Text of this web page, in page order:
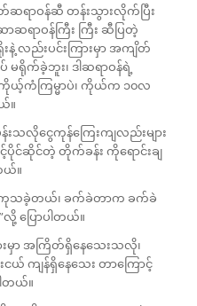
ရာဝန်ဆီ တန်းသွားလိုက်ပြီး
ဆရာဝန်ကြီး ကြီး ဆီပြတဲ့
နဲ့ လည်းပင်းကြားမှာ အကျိတ်
ရိုက်ခဲ့ဘူး၊ ဒါဆရာဝန်ရဲ့
ကိုယ့်ကံကြမ္မာပဲ၊ ကိုယ်က ၁၀လ
။
လိုငွေကုန်ကြေးကျလည်းများ
ပိုင်ဆိုင်တဲ့ တိုက်ခန်း ကိုရောင်းချ
ယ်။
ကုသခဲ့တယ်၊ ခက်ခဲတာက ခက်ခဲ
လို့ ပြောပါတယ်။
မှာ အကြိတ်ရှိနေသေးသလို၊
ကျန်ရှိနေသေး တာကြောင့်
တယ်။